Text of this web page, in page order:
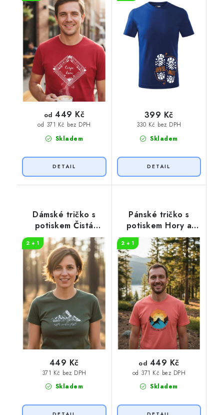
Skladem
od 371 Kč bez DPH
od 449 Kč
Skladem
330 Kč bez DPH
399 Kč
Dámské tričko s
potiskem Čistá
záležitost hory
2 + 1
Skladem
371 Kč bez DPH
449 Kč
Pánské tričko s
potiskem Hory a
slunce
2 + 1
Skladem
od 371 Kč bez DPH
od 449 Kč